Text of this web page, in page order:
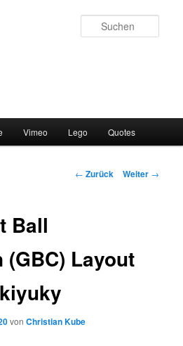
Vimeo Lego Quotes
Beitrags-
← Zurück Weiter →
Ball
Layout
vonChristian Kube